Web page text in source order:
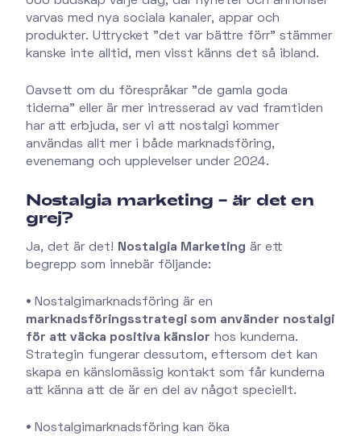
varvas med nya sociala kanaler, appar och
produkter. Uttrycket "det var bättre förr" stämmer
kanske inte alltid, men visst känns det så ibland.
Oavsett om du förespråkar "de gamla goda
tiderna" eller är mer intresserad av vad framtiden
har att erbjuda, ser vi att nostalgi kommer
användas allt mer i både marknadsföring,
evenemang och upplevelser under 2024.
Nostalgia marketing – är det en
grej?
Ja, det är det! Nostalgia Marketing är ett
begrepp som innebär följande:
• Nostalgimarknadsföring är en
marknadsföringsstrategi som använder nostalgi
för att väcka positiva känslor hos kunderna.
Strategin fungerar dessutom, eftersom det kan
skapa en känslomässig kontakt som får kunderna
att känna att de är en del av något speciellt.
• Nostalgimarknadsföring kan öka